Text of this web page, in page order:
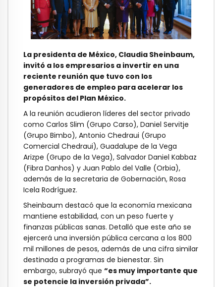
La presidenta de México, Claudia Sheinbaum,
invitó a los empresarios a invertir en una
reciente reunión que tuvo con los
generadores de empleo para acelerar los
propósitos del Plan México.
A la reunión acudieron líderes del sector privado
como Carlos Slim (Grupo Carso), Daniel Servitje
(Grupo Bimbo), Antonio Chedraui (Grupo
Comercial Chedraui), Guadalupe de la Vega
Arizpe (Grupo de la Vega), Salvador Daniel Kabbaz
(Fibra Danhos) y Juan Pablo del Valle (Orbia),
además de la secretaria de Gobernación, Rosa
Icela Rodríguez.
Sheinbaum destacó que la economía mexicana
mantiene estabilidad, con un peso fuerte y
finanzas públicas sanas. Detalló que este año se
ejercerá una inversión pública cercana a los 800
mil millones de pesos, además de una cifra similar
destinada a programas de bienestar. Sin
embargo, subrayó que “es muy importante que
se potencie la inversión privada”.